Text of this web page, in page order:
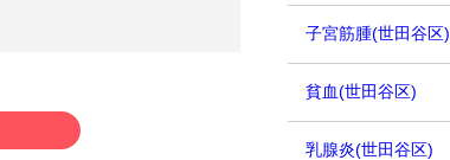
子宮筋腫(世田谷区)
貧血(世田谷区)
乳腺炎(世田谷区)